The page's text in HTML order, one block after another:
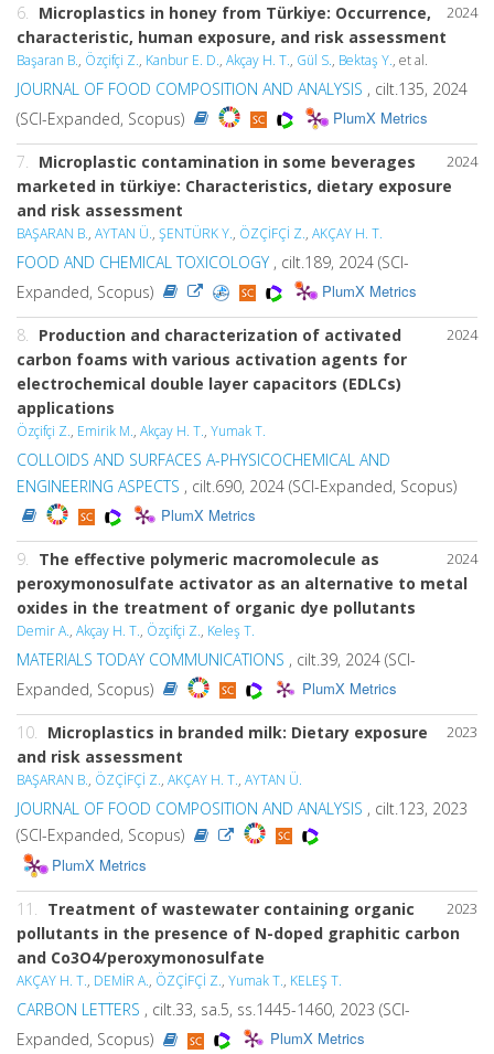
2024
6.
Microplastics in honey from Türkiye: Occurrence,
characteristic, human exposure, and risk assessment
Başaran B., Özçifçi Z., Kanbur E. D., Akçay H. T., Gül S., Bektaş Y., et al.
JOURNAL OF FOOD COMPOSITION AND ANALYSIS , cilt.135, 2024
(SCI-Expanded, Scopus)
PlumX Metrics
2024
7.
Microplastic contamination in some beverages
marketed in türkiye: Characteristics, dietary exposure
and risk assessment
BAŞARAN B., AYTAN Ü., ŞENTÜRK Y., ÖZÇİFÇİ Z., AKÇAY H. T.
FOOD AND CHEMICAL TOXICOLOGY , cilt.189, 2024 (SCI-
Expanded, Scopus)
PlumX Metrics
2024
8.
Production and characterization of activated
carbon foams with various activation agents for
electrochemical double layer capacitors (EDLCs)
applications
Özçifçi Z., Emirik M., Akçay H. T., Yumak T.
COLLOIDS AND SURFACES A-PHYSICOCHEMICAL AND
ENGINEERING ASPECTS , cilt.690, 2024 (SCI-Expanded, Scopus)
PlumX Metrics
2024
9.
The effective polymeric macromolecule as
peroxymonosulfate activator as an alternative to metal
oxides in the treatment of organic dye pollutants
Demir A., Akçay H. T., Özçifçi Z., Keleş T.
MATERIALS TODAY COMMUNICATIONS , cilt.39, 2024 (SCI-
Expanded, Scopus)
PlumX Metrics
2023
10.
Microplastics in branded milk: Dietary exposure
and risk assessment
BAŞARAN B., ÖZÇİFÇİ Z., AKÇAY H. T., AYTAN Ü.
JOURNAL OF FOOD COMPOSITION AND ANALYSIS , cilt.123, 2023
(SCI-Expanded, Scopus)
PlumX Metrics
2023
11. Treatment of wastewater containing organic
pollutants in the presence of N-doped graphitic carbon
and Co3O4/peroxymonosulfate
AKÇAY H. T., DEMİR A., ÖZÇİFÇİ Z., Yumak T., KELEŞ T.
CARBON LETTERS , cilt.33, sa.5, ss.1445-1460, 2023 (SCI-
Expanded, Scopus)
PlumX Metrics